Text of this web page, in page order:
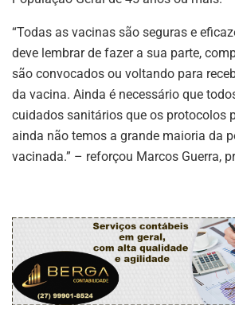
“Todas as vacinas são seguras e
deve lembrar de fazer a sua parte,
são convocados ou voltando para
da vacina. Ainda é necessário que
cuidados sanitários que os protocolos
ainda não temos a grande maioria da
vacinada.” – reforçou Marcos Guerra,